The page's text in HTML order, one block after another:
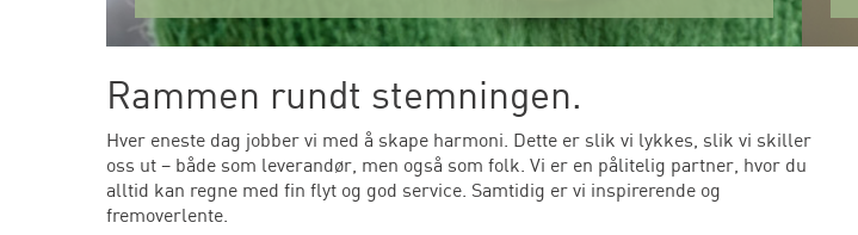
Rammen rundt stemningen.
Hver eneste dag jobber vi med å skape harmoni. Dette er slik vi lykkes, slik vi skiller
oss ut – både som leverandør, men også som folk. Vi er en pålitelig partner, hvor du
alltid kan regne med fin flyt og god service. Samtidig er vi inspirerende og
fremoverlente.